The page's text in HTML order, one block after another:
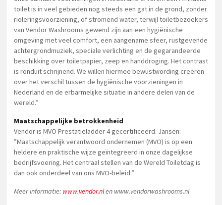
toilet is in veel gebieden nog steeds een gat in de grond, zonder
rioleringsvoorziening, of stromend water, terwijl toiletbezoekers
van Vendor Washrooms gewend zijn aan een hygiënische
omgeving met veel comfort, een aangename sfeer, rustgevende
achtergrondmuziek, speciale verlichting en de gegarandeerde
beschikking over toiletpapier, zeep en handdroging. Het contrast
is ronduit schrijnend. We willen hiermee bewustwording creëren
over het verschil tussen de hygiënische voorzieningen in
Nederland en de erbarmelijke situatie in andere delen van de
wereld.”
Maatschappelijke betrokkenheid
Vendor is MVO Prestatieladder 4 gecertificeerd. Jansen:
”Maatschappelijk verantwoord ondernemen (MVO) is op een
heldere en praktische wijze geïntegreerd in onze dagelijkse
bedrijfsvoering. Het centraal stellen van de Wereld Toiletdag is
dan ook onderdeel van ons MVO-beleid.”
Meer informatie: www.vendor.nlen www.vendorwashrooms.nl